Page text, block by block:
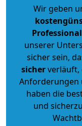
Wir geben
unserer
sicher sein,
sicherverläuft,
Anforderungen
haben die
und